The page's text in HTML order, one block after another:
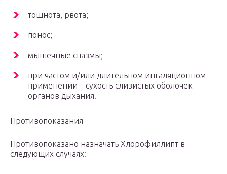
тошнота, рвота;
понос;
мышечные спазмы;
при частом и/или длительном ингаляционном
применении – сухость слизистых оболочек
органов дыхания.
Противопоказания
Противопоказано назначать Хлорофиллипт в
следующих случаях: